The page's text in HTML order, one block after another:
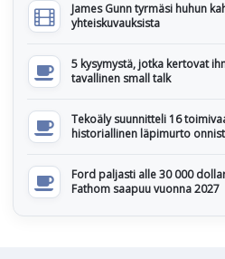
James Gunn tyrmäsi huhun
yhteiskuvauksista
5 kysymystä, jotka kertovat
tavallinen small talk
Tekoäly suunnitteli 16
historiallinen läpimurto
Ford paljasti alle 30 000
Fathom saapuu vuonna 2027